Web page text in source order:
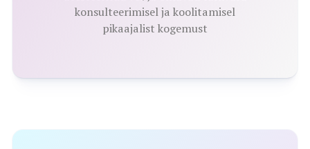
konsulteerimisel ja koolitamisel
pikaajalist kogemust